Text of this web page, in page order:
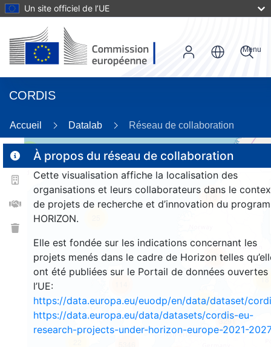
Un site officiel de l’UE
CORDIS
Menu
Accueil Datalab Réseau de collaboration
À propos du réseau de collaboration
Cette visualisation affiche la localisation des
organisations et leurs collaborateurs dans le
de projets de recherche et d’innovation du
HORIZON.
Elle est fondée sur les indications concernant les
projets menés dans le cadre de Horizon telles
ont été publiées sur le Portail de données ouvertes
l’UE:
https://data.europa.eu/euodp/en/data/dataset/
https://data.europa.eu/data/datasets/cordis-eu-
research-projects-under-horizon-europe-2021-2027
178
1368
18
91
3291